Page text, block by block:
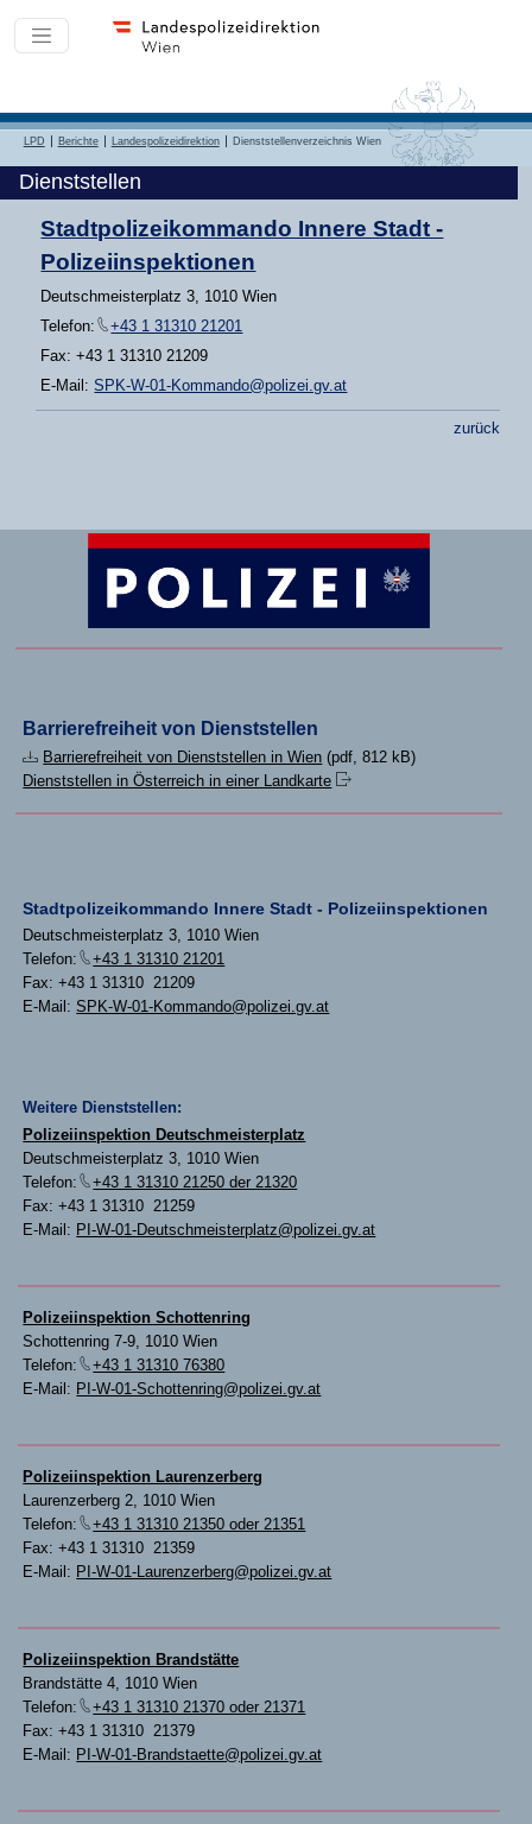
LPD Berichte Landespolizeidirektion Dienststellenverzeichnis Wien
Dienststellen
Stadtpolizeikommando Innere Stadt -
Polizeiinspektionen
Deutschmeisterplatz 3, 1010 Wien
Telefon:
+43 1 31310 21201
Fax: +43 1 31310 21209
E-Mail:SPK-W-01-Kommando@polizei.gv.at
zurück
Barrierefreiheit von Dienststellen
Barrierefreiheit von Dienststellen in Wien (pdf, 812 kB)
Dienststellen in Österreich in einer Landkarte
Stadtpolizeikommando Innere Stadt - Polizeiinspektionen
Deutschmeisterplatz 3, 1010 Wien
Telefon:
+43 1 31310 21201
Fax: +43 1 31310 21209
E-Mail:SPK-W-01-Kommando@polizei.gv.at
Weitere Dienststellen:
Polizeiinspektion Deutschmeisterplatz
Deutschmeisterplatz 3, 1010 Wien
Telefon:
+43 1 31310 21250 der 21320
Fax: +43 1 31310 21259
E-Mail: PI-W-01-Deutschmeisterplatz@polizei.gv.at
Polizeiinspektion Schottenring
Schottenring 7-9, 1010 Wien
Telefon:
+43 1 31310 76380
E-Mail: PI-W-01-Schottenring@polizei.gv.at
Polizeiinspektion Laurenzerberg
Laurenzerberg 2, 1010 Wien
Telefon:
+43 1 31310 21350 oder 21351
Fax: +43 1 31310 21359
E-Mail: PI-W-01-Laurenzerberg@polizei.gv.at
Polizeiinspektion Brandstätte
Brandstätte 4, 1010 Wien
Telefon:
+43 1 31310 21370 oder 21371
Fax: +43 1 31310 21379
E-Mail: PI-W-01-Brandstaette@polizei.gv.at